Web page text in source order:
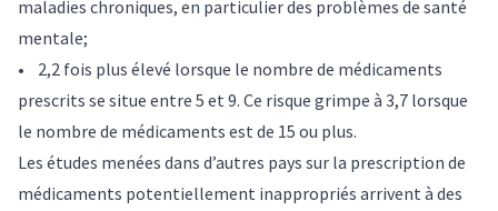
maladies chroniques, en particulier des problèmes de santé
mentale;
• 2,2 fois plus élevé lorsque le nombre de médicaments
prescrits se situe entre 5 et 9. Ce risque grimpe à 3,7 lorsque
le nombre de médicaments est de 15 ou plus.
Les études menées dans d’autres pays sur la prescription de
médicaments potentiellement inappropriés arrivent à des